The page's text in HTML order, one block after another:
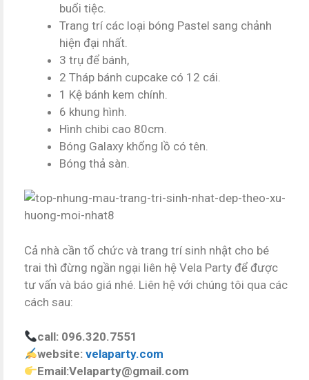
buổi tiệc.
Trang trí các loại bóng Pastel sang chảnh
hiện đại nhất.
3 trụ để bánh,
2 Tháp bánh cupcake có 12 cái.
1 Kệ bánh kem chính.
6 khung hình.
Hình chibi cao 80cm.
Bóng Galaxy khổng lồ có tên.
Bóng thả sàn.
Cả nhà cần tổ chức và trang trí sinh nhật cho bé
trai thì đừng ngần ngại liên hệ Vela Party để được
tư vấn và báo giá nhé. Liên hệ với chúng tôi qua các
cách sau:
call: 096.320.7551
website:velaparty.com
Email:Velaparty@gmail.com